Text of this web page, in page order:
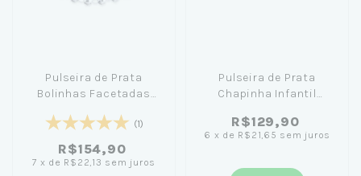
Pulseira de Prata
Bolinhas Facetadas
(1)
R$154,90
7 x de R$22,13 sem juros
Pulseira de Prata
Chapinha Infantil
(Ler Descrição)
R$129,90
6 x de R$21,65 sem juros